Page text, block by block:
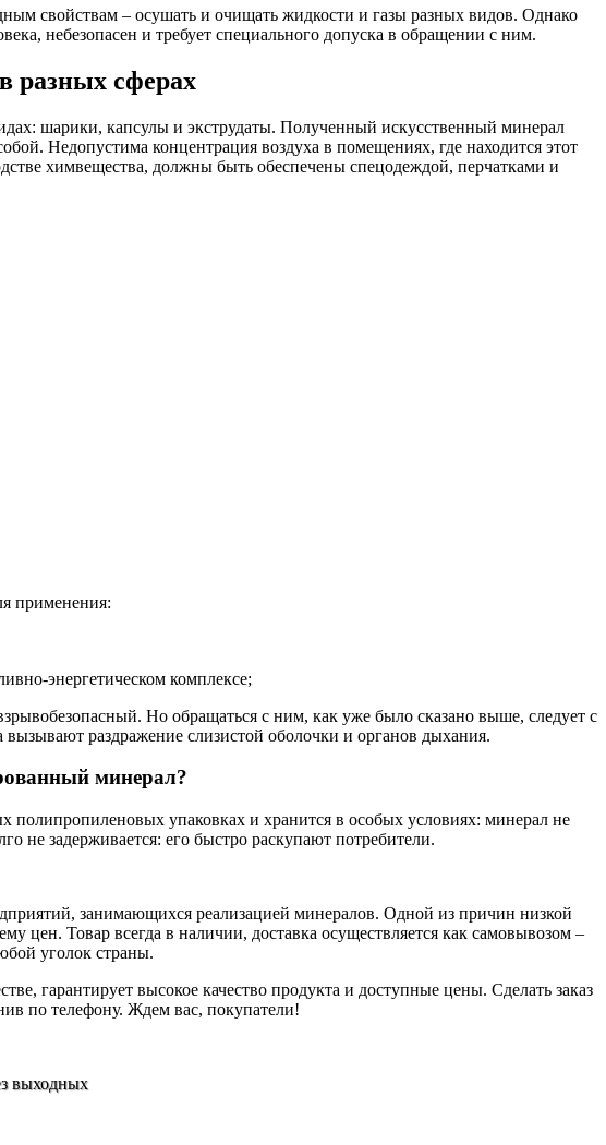
свойствам – осушать и очищать жидкости и газы разных видов. Однако
небезопасен и требует специального допуска в обращении с ним.
разных сферах
шарики, капсулы и экструдаты. Полученный искусственный минерал
Недопустима концентрация воздуха в помещениях, где находится этот
химвещества, должны быть обеспечены спецодеждой, перчатками и
применения:
энергетическом комплексе;
Но обращаться с ним, как уже было сказано выше, следует с
раздражение слизистой оболочки и органов дыхания.
минерал?
полипропиленовых упаковках и хранится в особых условиях: минерал не
не задерживается: его быстро раскупают потребители.
занимающихся реализацией минералов. Одной из причин низкой
цен. Товар всегда в наличии, доставка осуществляется как самовывозом –
уголок страны.
гарантирует высокое качество продукта и доступные цены. Сделать заказ
по телефону. Ждем вас, покупатели!
выходных